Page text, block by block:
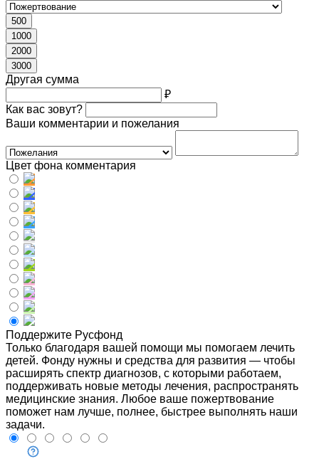
500
1000
2000
3000
Другая сумма
₽
Как вас зовут?
Ваши комментарии и пожелания
Цвет фона комментария
Поддержите Русфонд
Только благодаря вашей помощи мы помогаем лечить
детей. Фонду нужны и средства для развития — чтобы
расширять спектр диагнозов, с которыми работаем,
поддерживать новые методы лечения, распространять
медицинские знания. Любое ваше пожертвование
поможет нам лучше, полнее, быстрее выполнять наши
задачи.